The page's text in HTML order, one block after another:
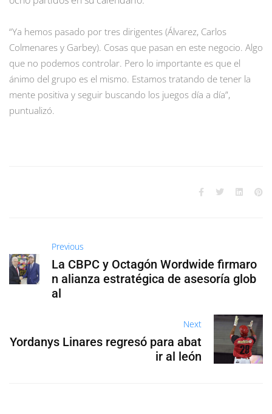
“Ya hemos pasado por tres dirigentes (Álvarez, Carlos
Colmenares y Garbey). Cosas que pasan en este negocio. Algo
que no podemos controlar. Pero lo importante es que el
ánimo del grupo es el mismo. Estamos tratando de tener la
mente positiva y seguir buscando los juegos día a día”,
puntualizó.
Previous
La CBPC y Octagón Wordwide firmaro
n alianza estratégica de asesoría glob
al
Next
Yordanys Linares regresó para abat
ir al león